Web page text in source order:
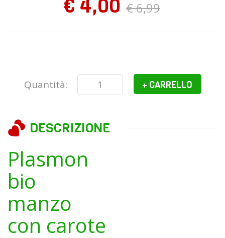
€ 6,99
Quantità: + CARRELLO
DESCRIZIONE
Plasmon
bio
manzo
con carote